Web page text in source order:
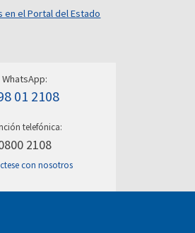
en el Portal del Estado
WhatsApp:
01 2108
telefónica:
2108
con nosotros